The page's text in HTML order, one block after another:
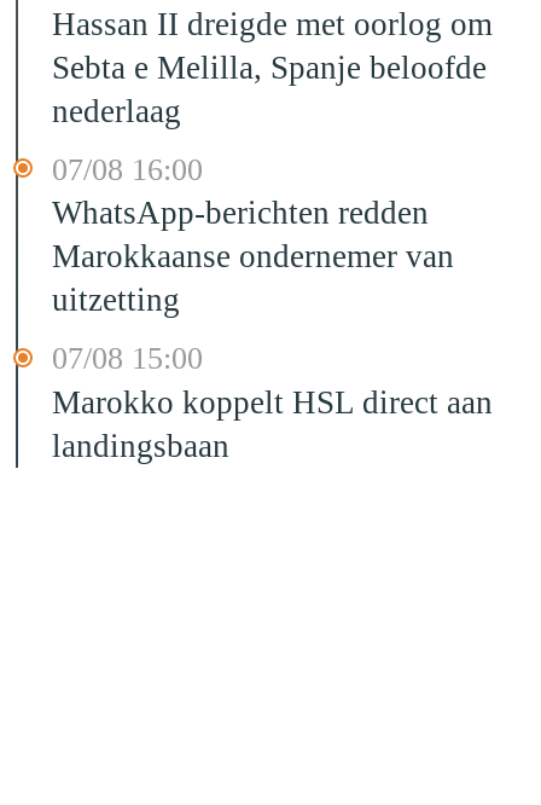
Hassan II dreigde met oorlog om
Sebta e Melilla, Spanje beloofde
nederlaag
07/08 16:00
WhatsApp-berichten redden
Marokkaanse ondernemer van
uitzetting
07/08 15:00
Marokko koppelt HSL direct aan
landingsbaan